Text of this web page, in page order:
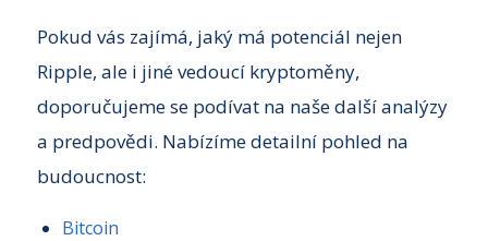
Pokud vás zajímá, jaký má potenciál nejen
Ripple, ale i jiné vedoucí kryptoměny,
doporučujeme se podívat na naše další analýzy
a predpovědi. Nabízíme detailní pohled na
budoucnost:
Bitcoin